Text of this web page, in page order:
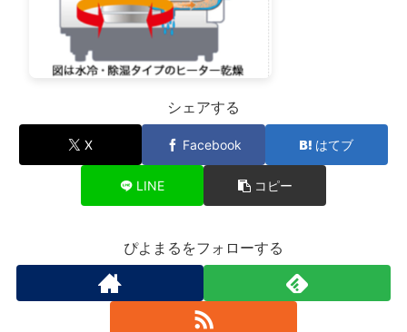
シェアする
X Facebook はてブ
LINE コピー
ぴよまるをフォローする